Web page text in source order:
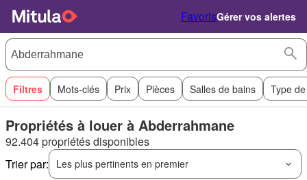
FavorisGérer vos alertes
Filtres Mots-clés Prix Pièces Salles de bains Type
Propriétés à louer à Abderrahmane
92.404 propriétés disponibles
Trier par:
Les plus pertinents en premier